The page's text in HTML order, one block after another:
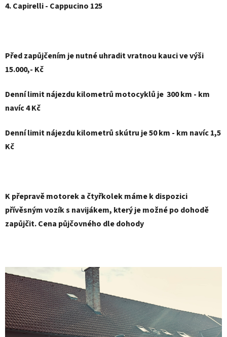
4. Capirelli - Cappucino 125
Před zapůjčením je nutné uhradit vratnou kauci ve výši
15.000,- Kč
Denní limit nájezdu kilometrů motocyklů je 300 km - km
navíc 4 Kč
Denní limit nájezdu kilometrů skútru je 50 km - km navíc 1,5
Kč
K přepravě motorek a čtyřkolek máme k dispozici
přívěsným vozík s navijákem, který je možné po dohodě
zapůjčit. Cena půjčovného dle dohody